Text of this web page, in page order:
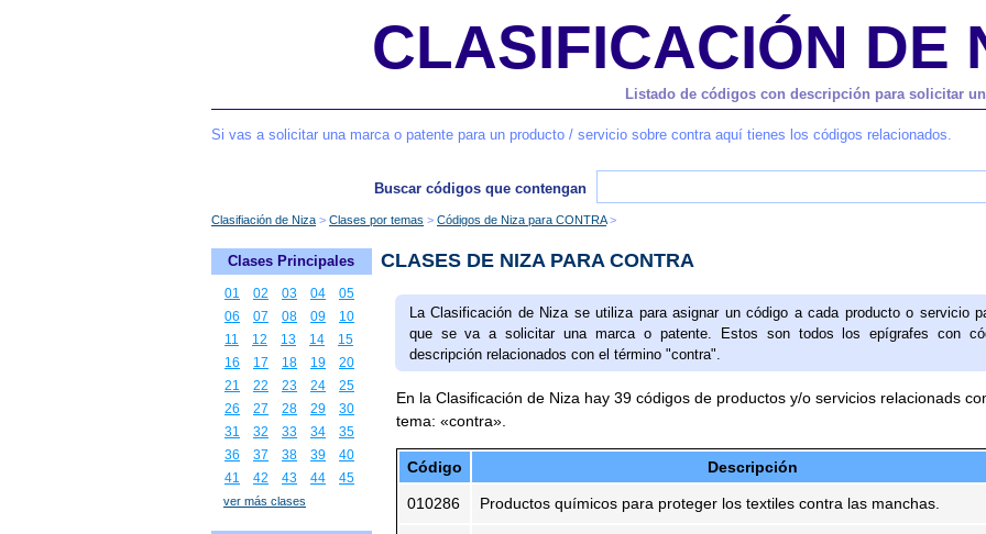
CLASIFICACIÓN DE
Listado de códigos con descripción para solicitar
Si vas a solicitar una marca o patente para un producto / servicio sobre contra aquí tienes los códigos relacionados.
Buscar códigos que contengan
Clasifiación de Niza Clases por temas Códigos de Niza para CONTRA
CLASES DE NIZA PARA CONTRA
La Clasificación de Niza se utiliza para asignar un código a cada producto o servicio
que se va a solicitar una marca o patente. Estos son todos los epígrafes con
descripción relacionados con el término "contra".
En la Clasificación de Niza hay 39 códigos de productos y/o servicios relacionads
tema: «contra».
Código Descripción
010286 Productos químicos para proteger los textiles contra las manchas.
Clases Principales
01 02 03 04
05
06
07 08 09
10
11
12 13 14
15
16
17 18 19
20
21
22 23 24
25
26
27 28 29
30
31
32 33 34
35
36
37 38 39
40
41
42 43 44 45
ver más clases